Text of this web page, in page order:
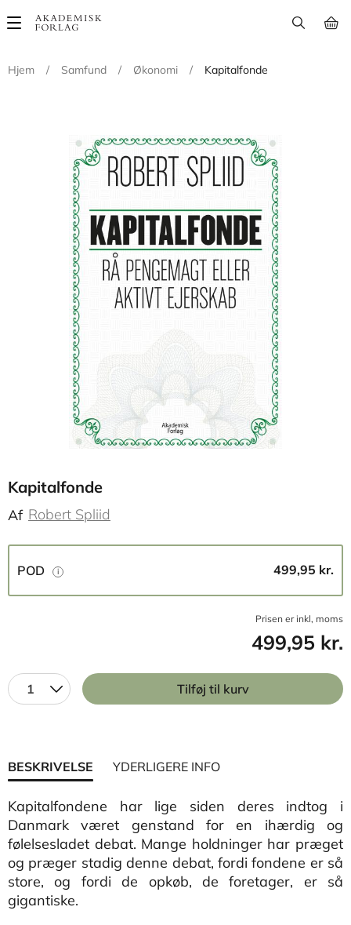
Main
Hjem
/ Samfund / Økonomi / Kapitalfonde
Kapitalfonde
Af Robert Spliid
POD 499,95 kr.
Prisen er inkl, moms
499,95 kr.
1 Tilføj til kurv
BESKRIVELSE YDERLIGERE INFO
Kapitalfondene har lige siden deres indtog i
Danmark været genstand for en ihærdig og
følelsesladet debat. Mange holdninger har præget
og præger stadig denne debat, fordi fondene er så
store, og fordi de opkøb, de foretager, er så
gigantiske.